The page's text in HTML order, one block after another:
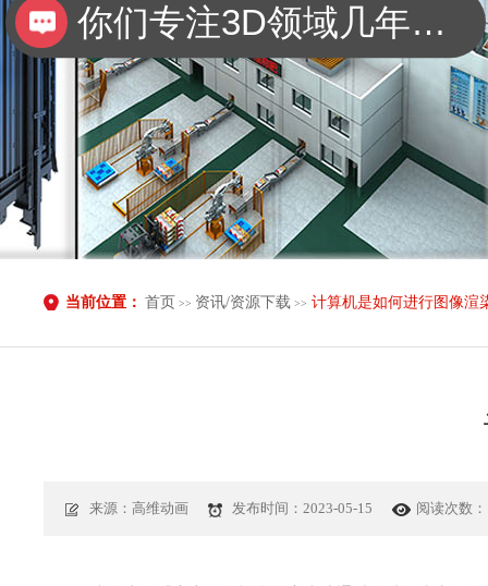
当前位置： 首页 >> 资讯/资源下载 >> 计算机是如何进行图像渲
来源：高维动画 发布时间：2023-05-15 阅读次数
你们是怎么收费的呢？